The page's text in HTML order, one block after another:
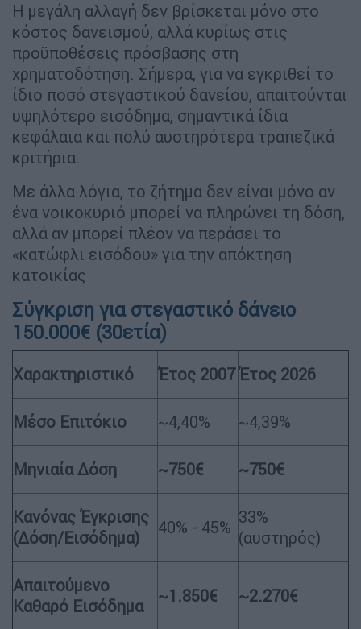
Η μεγάλη αλλαγή δεν βρίσκεται μόνο στο
κόστος δανεισμού, αλλά κυρίως στις
προϋποθέσεις πρόσβασης στη
χρηματοδότηση. Σήμερα, για να εγκριθεί το
ίδιο ποσό στεγαστικού δανείου, απαιτούνται
υψηλότερο εισόδημα, σημαντικά ίδια
κεφάλαια και πολύ αυστηρότερα τραπεζικά
κριτήρια.
Με άλλα λόγια, το ζήτημα δεν είναι μόνο αν
ένα νοικοκυριό μπορεί να πληρώνει τη δόση,
αλλά αν μπορεί πλέον να περάσει το
«κατώφλι εισόδου» για την απόκτηση
κατοικίας
Σύγκριση για στεγαστικό δάνειο
150.000€ (30ετία)
Χαρακτηριστικό Έτος 2007Έτος 2026
Μέσο Επιτόκιο ~4,40% ~4,39%
Μηνιαία Δόση ~750€ ~750€
Κανόνας Έγκρισης
(Δόση/Εισόδημα)
40% - 45%
33%
(αυστηρός)
Απαιτούμενο
Καθαρό Εισόδημα
~1.850€ ~2.270€